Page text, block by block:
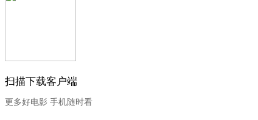
扫描下载客户端
更多好电影 手机随时看